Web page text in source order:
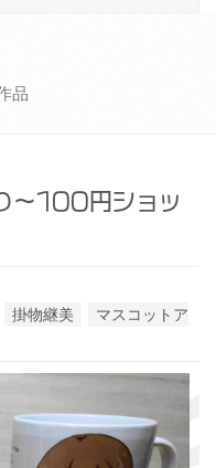
品
～100円ショッ
掛物継美
マスコットア